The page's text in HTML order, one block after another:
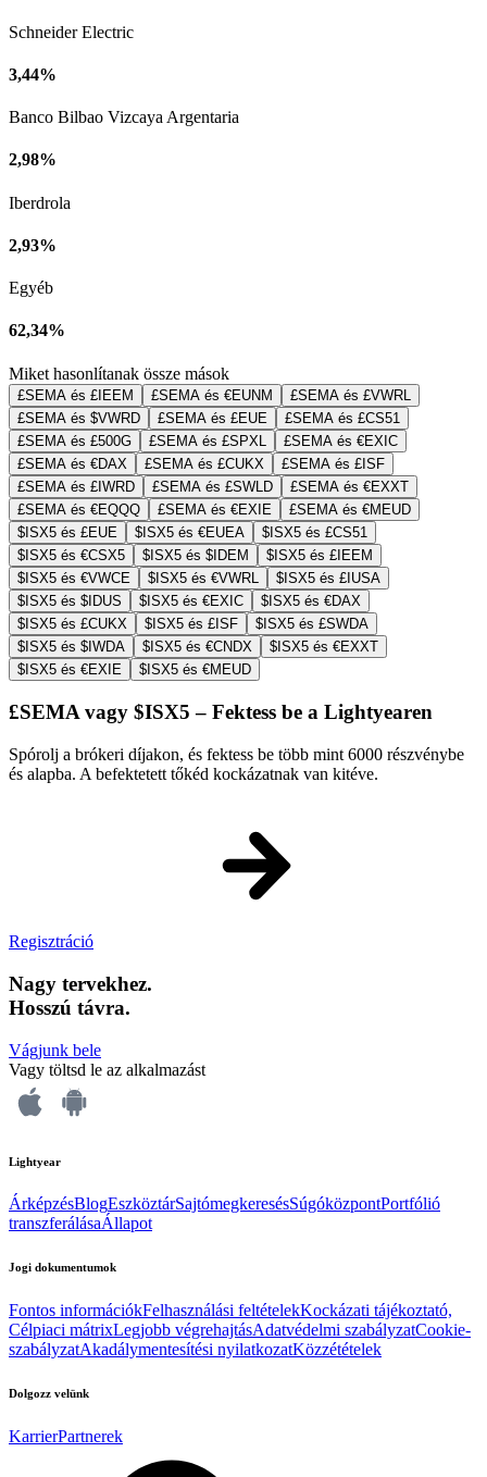
Schneider Electric
3,44%
Banco Bilbao Vizcaya Argentaria
2,98%
Iberdrola
2,93%
Egyéb
62,34%
Miket hasonlítanak össze mások
£SEMA és £IEEM £SEMA és €EUNM
£SEMA és £VWRL
£SEMA és $VWRD
£SEMA és £EUE
£SEMA és £CS51
£SEMA és £500G
£SEMA és £SPXL
£SEMA és €EXIC
£SEMA és €DAX
£SEMA és £CUKX
£SEMA és £ISF
£SEMA és £IWRD
£SEMA és £SWLD
£SEMA és €EXXT
£SEMA és €EQQQ
£SEMA és €EXIE
£SEMA és €MEUD
$ISX5 és £EUE
$ISX5 és €EUEA
$ISX5 és £CS51
$ISX5 és €CSX5
$ISX5 és $IDEM
$ISX5 és £IEEM
$ISX5 és €VWCE
$ISX5 és €VWRL
$ISX5 és £IUSA
$ISX5 és $IDUS
$ISX5 és €EXIC
$ISX5 és €DAX
$ISX5 és £CUKX
$ISX5 és £ISF
$ISX5 és £SWDA
$ISX5 és $IWDA
$ISX5 és €CNDX
$ISX5 és €EXXT
$ISX5 és €EXIE
$ISX5 és €MEUD
£SEMA vagy $ISX5 – Fektess be a Lightyearen
Spórolj a brókeri díjakon, és fektess be több mint 6000 részvénybe
és alapba. A befektetett tőkéd kockázatnak van kitéve.
Regisztráció
Nagy tervekhez.
Hosszú távra.
Vágjunk bele
Vagy töltsd le az alkalmazást
Lightyear
ÁrképzésBlogEszköztárSajtómegkeresésSúgóközpontPortfólió
transzferálásaÁllapot
Jogi dokumentumok
Fontos információkFelhasználási feltételekKockázati tájékoztató,
Célpiaci mátrixLegjobb végrehajtásAdatvédelmi szabályzatCookie-
szabályzatAkadálymentesítési nyilatkozatKözzétételek
Dolgozz velünk
KarrierPartnerek